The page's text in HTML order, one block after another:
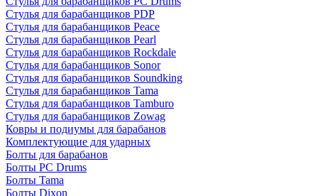
Стулья для барабанщиков PDP
Стулья для барабанщиков Peace
Стулья для барабанщиков Pearl
Стулья для барабанщиков Rockdale
Стулья для барабанщиков Sonor
Стулья для барабанщиков Soundking
Стулья для барабанщиков Tama
Стулья для барабанщиков Tamburo
Стулья для барабанщиков Zowag
Ковры и подиумы для барабанов
Комплектующие для ударных
Болты для барабанов
Болты PC Drums
Болты Tama
Болты Dixon